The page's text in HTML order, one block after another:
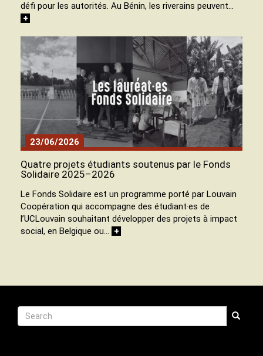
défi pour les autorités. Au Bénin, les riverains peuvent…
+
23/06/2026
Quatre projets étudiants soutenus par le Fonds
Solidaire 2025–2026
Le Fonds Solidaire est un programme porté par Louvain
Coopération qui accompagne des étudiant·es de
l’UCLouvain souhaitant développer des projets à impact
social, en Belgique ou… +
Recherche
Search Search